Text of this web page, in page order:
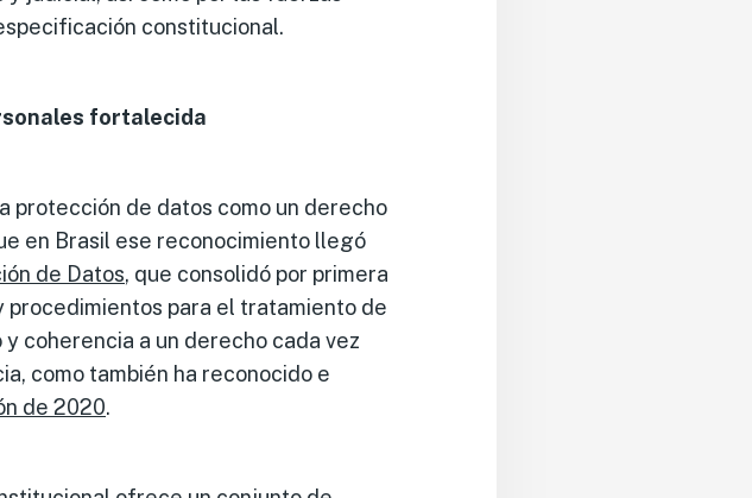
constitucional.
fortalecida
protección de datos como un derecho
en Brasil ese reconocimiento llegó
de Datos, que consolidó por primera
procedimientos para el tratamiento de
coherencia a un derecho cada vez
como también ha reconocido e
de 2020.